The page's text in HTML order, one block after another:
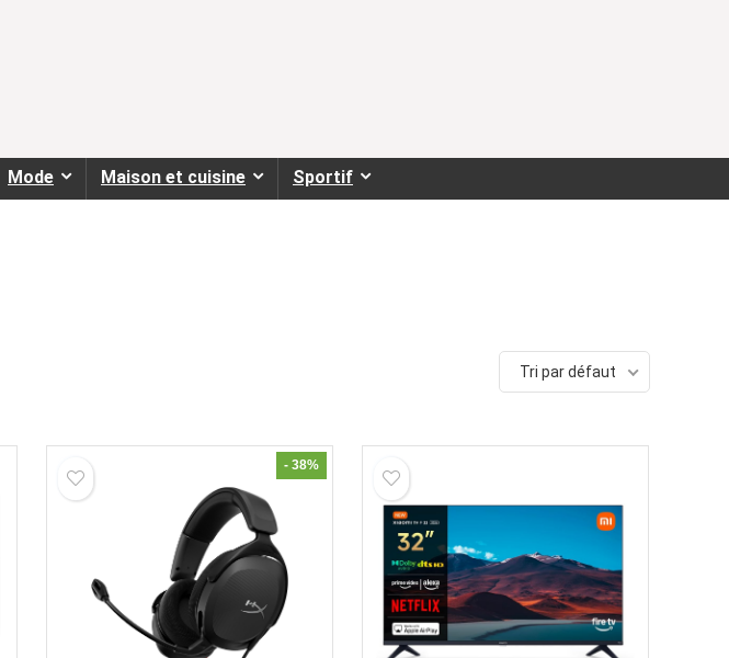
Mode Maison et cuisine Sportif
Tri par défaut
- 38%